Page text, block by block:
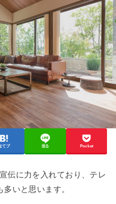
てブ 送る Pocket
伝に力を入れており、テレ
いと思います。